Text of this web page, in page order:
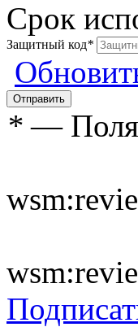
Срок
Защитный код*
* — Поля,